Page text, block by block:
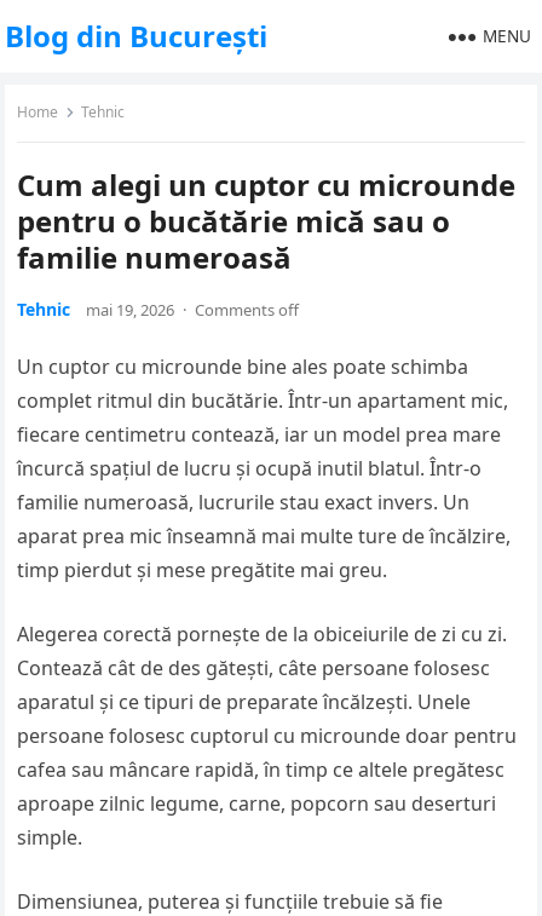
Blog din București MENU
Home Tehnic
Cum alegi un cuptor cu microunde
pentru o bucătărie mică sau o
familie numeroasă
Tehnic mai 19, 2026 · Comments off
Un cuptor cu microunde bine ales poate schimba
complet ritmul din bucătărie. Într-un apartament mic,
fiecare centimetru contează, iar un model prea mare
încurcă spațiul de lucru și ocupă inutil blatul. Într-o
familie numeroasă, lucrurile stau exact invers. Un
aparat prea mic înseamnă mai multe ture de încălzire,
timp pierdut și mese pregătite mai greu.
Alegerea corectă pornește de la obiceiurile de zi cu zi.
Contează cât de des gătești, câte persoane folosesc
aparatul și ce tipuri de preparate încălzești. Unele
persoane folosesc cuptorul cu microunde doar pentru
cafea sau mâncare rapidă, în timp ce altele pregătesc
aproape zilnic legume, carne, popcorn sau deserturi
simple.
Dimensiunea, puterea și funcțiile trebuie să fie